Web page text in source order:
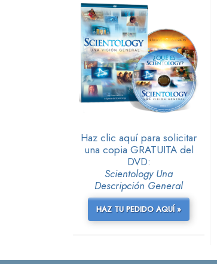
Haz clic aquí para solicitar
una copia GRATUITA del
DVD:
Scientology Una
Descripción General
HAZ TU PEDIDO AQUÍ »